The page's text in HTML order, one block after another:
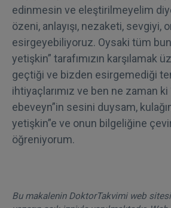
edinmesin ve eleştirilmeyelim
özeni, anlayışı, nezaketi, sevgiyi,
esirgeyebiliyoruz. Oysaki tüm
yetişkin” tarafımızın karşılamak
geçtiği ve bizden esirgemediği
ihtiyaçlarımız ve ben ne zaman ki
ebeveyn”in sesini duysam,
yetişkin”e ve onun bilgeliğine
öğreniyorum.
Bu makalenin DoktorTakvimi web